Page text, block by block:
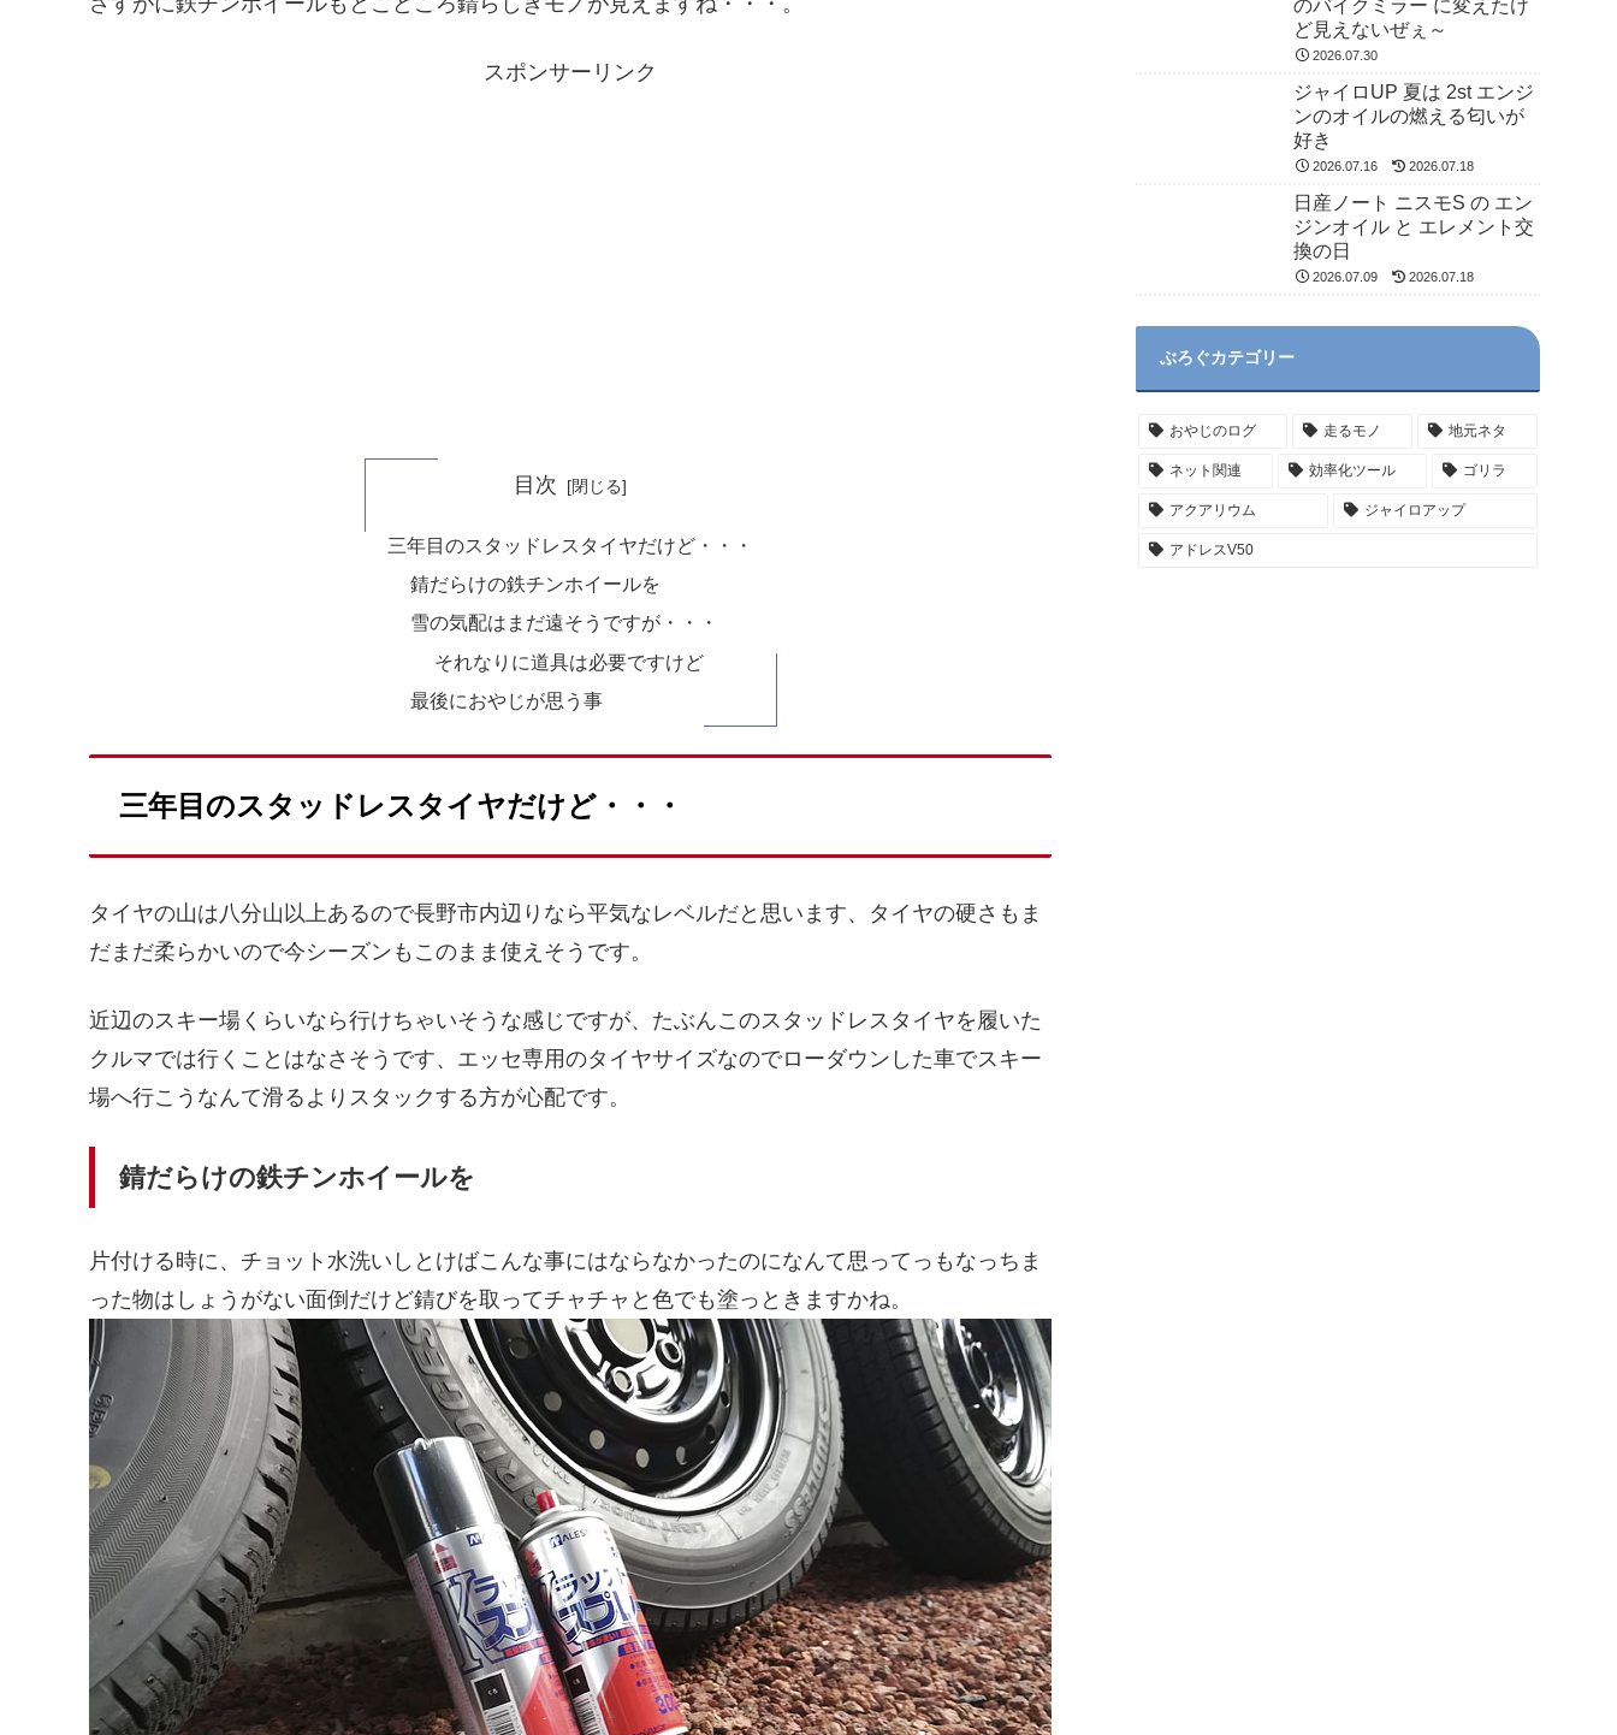
スポンサーリンク
目次
三年目のスタッドレスタイヤだけど・・・
錆だらけの鉄チンホイールを
雪の気配はまだ遠そうですが・・・
それなりに道具は必要ですけど
最後におやじが思う事
三年目のスタッドレスタイヤだけど・・・
タイヤの山は八分山以上あるので長野市内辺りなら平気なレベルだと思います、タイヤの硬さもま
だまだ柔らかいので今シーズンもこのまま使えそうです。
近辺のスキー場くらいなら行けちゃいそうな感じですが、たぶんこのスタッドレスタイヤを履いた
クルマでは行くことはなさそうです、エッセ専用のタイヤサイズなのでローダウンした車でスキー
場へ行こうなんて滑るよりスタックする方が心配です。
錆だらけの鉄チンホイールを
片付ける時に、チョット水洗いしとけばこんな事にはならなかったのになんて思ってっもなっちま
った物はしょうがない面倒だけど錆びを取ってチャチャと色でも塗っときますかね。
のバイクミラー に変えたけ
ど見えないぜぇ～
2026.07.30
ジャイロUP 夏は 2st エンジ
ンのオイルの燃える匂いが
好き
2026.07.16 2026.07.18
日産ノート ニスモS の エン
ジンオイル と エレメント交
換の日
2026.07.09 2026.07.18
ぶろぐカテゴリー
おやじのログ 走るモノ 地元ネタ
ネット関連 効率化ツール ゴリラ
アクアリウム ジャイロアップ
アドレスV50